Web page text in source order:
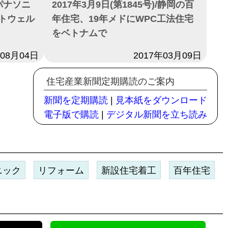
ナソニ
ウェル
月04日
2017年3月9日(第1845号)/静岡の百
年住宅、19年メドにWPC工法住宅
をベトナムで
2017年03月09日
住宅産業新聞定期購読のご案内
新聞を定期購読 | 見本紙をダウンロード
電子版で購読 | デジタル新聞を立ち読み
ク リフォーム 新設住宅着工 百年住宅